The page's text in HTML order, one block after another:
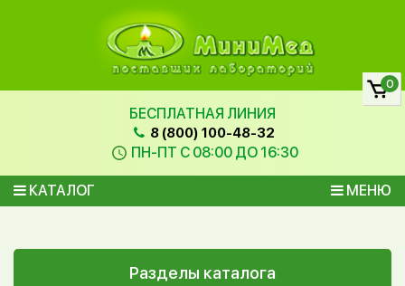
БЕСПЛАТНАЯ ЛИНИЯ
8 (800) 100-48-32
ПН-ПТ С 08:00 ДО 16:30
КАТАЛОГ МЕНЮ
0
Разделы каталога